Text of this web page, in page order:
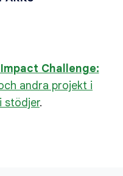
Challenge:
andra projekt i
stödjer.